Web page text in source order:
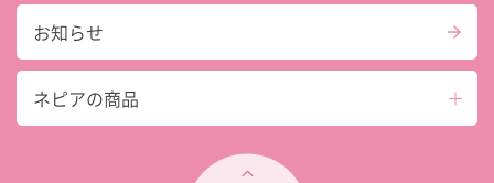
お知らせ
ネピアの商品